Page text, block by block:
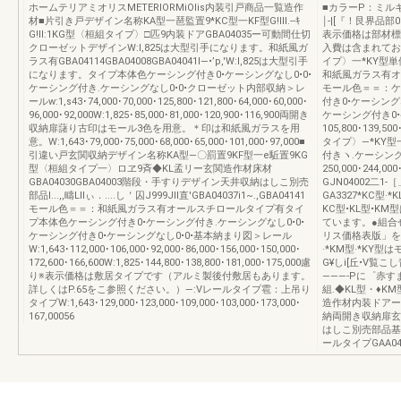
ホームテリアミオリスMETERIORMiOlis内装引戸商品一覧造作
材■片引き戸デザイン名称KA型一琶監置9*KC型一KF型G!lll.--ｷ
G!ll:1KG型〈桓組タイプ〉□匹9内装ドアGBA04035ー可動間仕切
クローゼットデザインW:l,825は大型引手になります。和紙風ガ
ラス有GBA04114GBA04008GBA04041I—•’p,'W:l,825は大型引手
になります。タイプ本体色ケーシング付き0•ケーシングなし0•0•
ケーシング付き.ケーシングなし0•0•クローゼット内部収納＞レ
ールw:1,s43･74,000･70,000･125,800･121,800･64,000･60,000･
96,000･92,000W:1,825･85,000･81,000･120,900･116,900両開き
収納扉藷り古印はモール3色を用意。＊印は和紙風ガラスを用
意。W:1,643･79,000･75,000･68,000･65,000･101,000･97,000■
引違い戸玄関収納デザイン名称KA型—〇罰置9KF型一e駈置9KG
型〈桓組タイプ一〉ロヱ9斉◆KL孟リー玄関造作材床材
GBA04030GBA04003階段・手すりデザイン天井収納はしこ別売
部品I...,,疇Lllぃ．....し＇囚J999Jll直'GBA04037i1~.,GBA04141
モール色＝＝：和紙風ガラス有オールスチロールタイプ有タイ
プ本体色ケーシング付き0•ケーシング付き.ケーシングなし0•0•
ケーシング付き0•ケーシングなし0•0•基本納まり図＞レール
W:1,643･112,000･106,000･92,000･86,000･156,000･150,000･
172,600･166,600W:1,825･144,800･138,800･181,000･175,000慮
り※表示価格は敷居タイプです（アルミ製後付敷居もあります。
詳しくはP.65をこ参照ください。）—:Vレールタイプ雹：上吊り
タイプW:1,643･129,000･123,000･109,000･103,000･173,000･
167,00056
■カラーP：ミル
￨-|[『！艮界品
表示価格は部材
入費は含まれて
イプ〉一*KY型
和紙風ガラス有
モール色＝＝：
付き0•ケーシン
ケーシング付き
105,800･
タイプ〉—*KY型
付きヽ.ケーシン
250,000･
GJN04002二1-
GA3327*KC型
KC型•KL型•KM
ています。●組合
リス価格表版」
·*KM型·*KY型は
G¥しi[丘•V覧こ
———-Pに゜赤す
組.◆KL型・♦KM
造作材内装ドア
納両開き収納扉
はしこ別売部品
ールタイプ